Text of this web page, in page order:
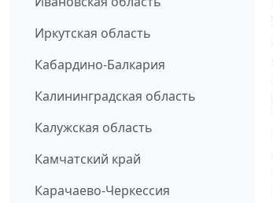
Иркутская область
Кабардино-Балкария
Калининградская область
Калужская область
Камчатский край
Карачаево-Черкессия